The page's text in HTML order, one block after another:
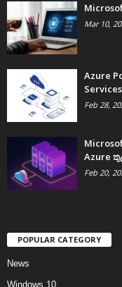
Mar 10,
Azure
Feb 28,
Azure
Feb 20,
POPULAR CATEGORY
News
Windows 10